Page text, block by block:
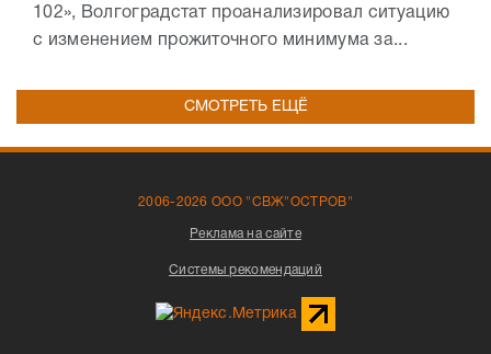
102», Волгоградстат проанализировал ситуацию
с изменением прожиточного минимума за...
СМОТРЕТЬ ЕЩЁ
2006-2026 ООО "СВЖ"ОСТРОВ"
Реклама на сайте
Системы рекомендаций